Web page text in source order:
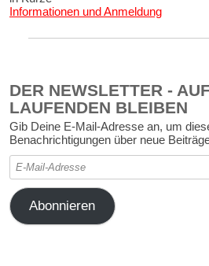
Informationen und Anmeldung
DER NEWSLETTER -
LAUFENDEN BLEIBEN
Gib Deine E-Mail-Adresse an, um
Benachrichtigungen über neue
E-
Mail-
Adresse
Abonnieren